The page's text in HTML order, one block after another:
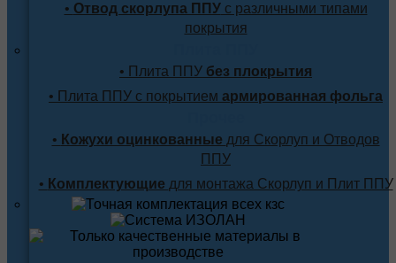
• Отвод скорлупа ППУс различными типами
покрытия
• Плита ППУ без плокрытия
• Плита ППУ с покрытием армированная фольга
• Кожухи оцинкованные для Скорлуп и Отводов
ППУ
• Комплектующие для монтажа Скорлуп и Плит ППУ